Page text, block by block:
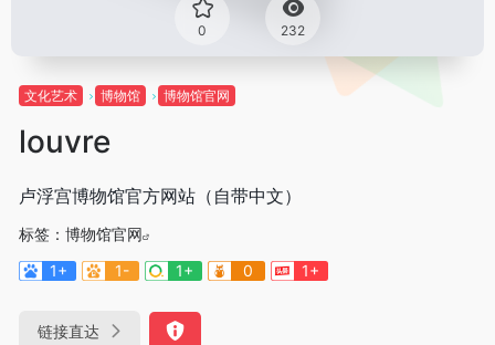
0 232
文化艺术 博物馆 博物馆官网
louvre
卢浮宫博物馆官方网站（自带中文）
标签： 博物馆官网
1+
1- 1+ 0 1+
链接直达